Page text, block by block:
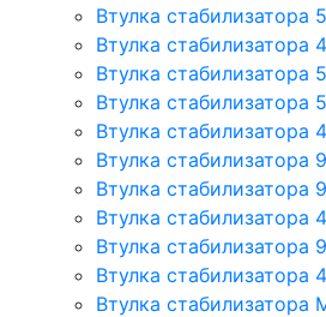
Втулка стабилизатора
Втулка стабилизатора
Втулка стабилизатора
Втулка стабилизатора
Втулка стабилизатора
Втулка стабилизатора
Втулка стабилизатора
Втулка стабилизатора
Втулка стабилизатора
Втулка стабилизатора
Втулка стабилизатора